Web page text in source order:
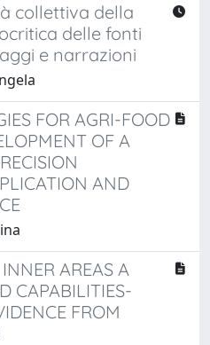
collettiva della
delle fonti
e narrazioni
FOR AGRI-FOOD
OF A
AND
AREAS A
CAPABILITIES-
FROM